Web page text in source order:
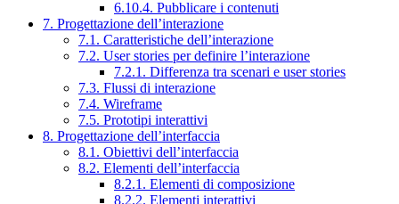
6.10.4. Pubblicare i contenuti
7. Progettazione dell’interazione
7.1. Caratteristiche dell’interazione
7.2. User stories per definire l’interazione
7.2.1. Differenza tra scenari e user stories
7.3. Flussi di interazione
7.4. Wireframe
7.5. Prototipi interattivi
8. Progettazione dell’interfaccia
8.1. Obiettivi dell’interfaccia
8.2. Elementi dell’interfaccia
8.2.1. Elementi di composizione
8.2.2. Elementi interattivi